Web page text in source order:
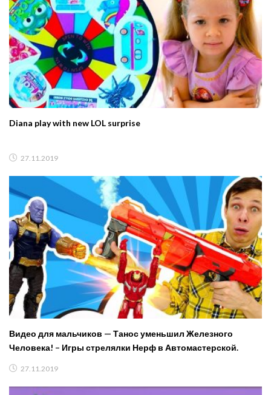
Diana play with new LOL surprise
27.11.2019
Видео для мальчиков — Танос уменьшил Железного
Человека! – Игры стрелялки Нерф в Автомастерской.
27.11.2019